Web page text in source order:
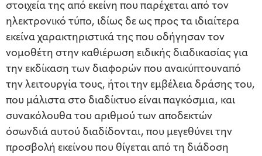
στοιχεία της από εκείνη που παρέχεται από τον
ηλεκτρονικό τύπο, ιδίως δε ως προς τα ιδιαίτερα
εκείνα χαρακτηριστικά της που οδήγησαν τον
νομοθέτη στην καθιέρωση ειδικής διαδικασίας για
την εκδίκαση των διαφορών που ανακύπτουναπό
την λειτουργία τους, ήτοι την εμβέλεια δράσης του,
που μάλιστα στο διαδίκτυο είναι παγκόσμια, και
συνακόλουθα του αριθμού των αποδεκτών
όσωνδιά αυτού διαδίδονται, που μεγεθύνει την
προσβολή εκείνου που θίγεται από τη διάδοση